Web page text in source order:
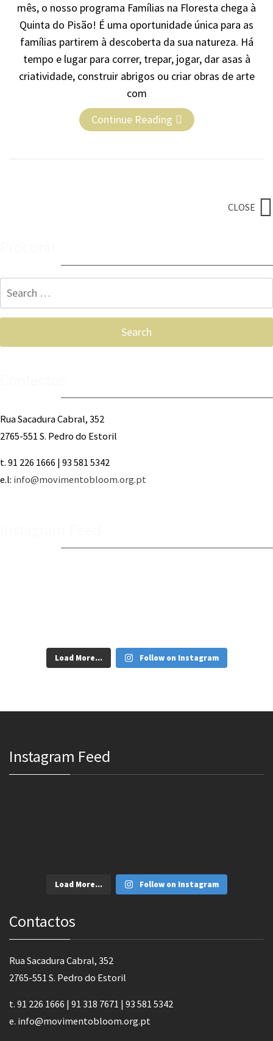
mês, o nosso programa Famílias na Floresta chega à
Quinta do Pisão! É uma oportunidade única para as
famílias partirem à descoberta da sua natureza. Há
tempo e lugar para correr, trepar, jogar, dar asas à
criatividade, construir abrigos ou criar obras de arte
com
Continue Reading
CLOSE
Rua Sacadura Cabral, 352
2765-551 S. Pedro do Estoril
t. 91 226 1666 | 93 581 5342
e.l: info@movimentobloom.org.pt
Load More... Follow on Instagram
Instagram Feed
Load More... Follow on Instagram
Contactos
Rua Sacadura Cabral, 352
2765-551 S. Pedro do Estoril
t. 91 226 1666 | 91 318 7671 | 93 581 5342
e. info@movimentobloom.org.pt